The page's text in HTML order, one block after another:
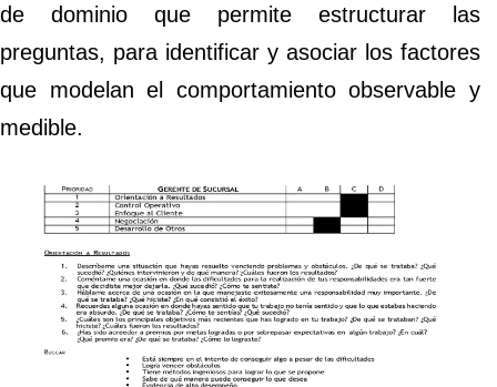
de dominio que permite estructurar las
preguntas, para identificar y asociar los factores
que modelan el comportamiento observable y
medible.